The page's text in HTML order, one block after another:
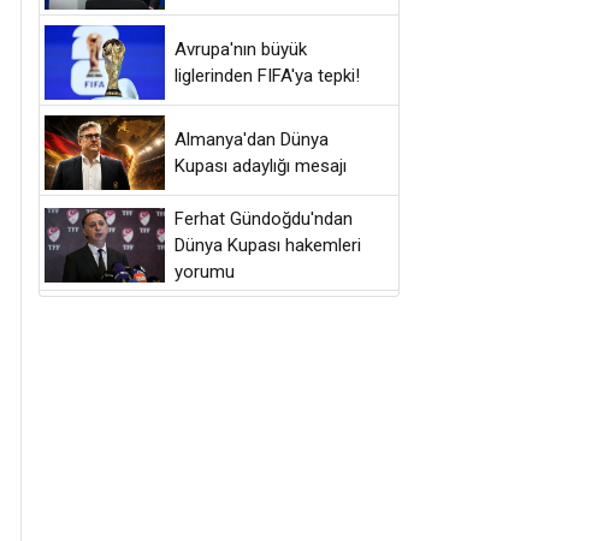
Avrupa'nın büyük
liglerinden FIFA'ya tepki!
Almanya'dan Dünya
Kupası adaylığı mesajı
Ferhat Gündoğdu'ndan
Dünya Kupası hakemleri
yorumu